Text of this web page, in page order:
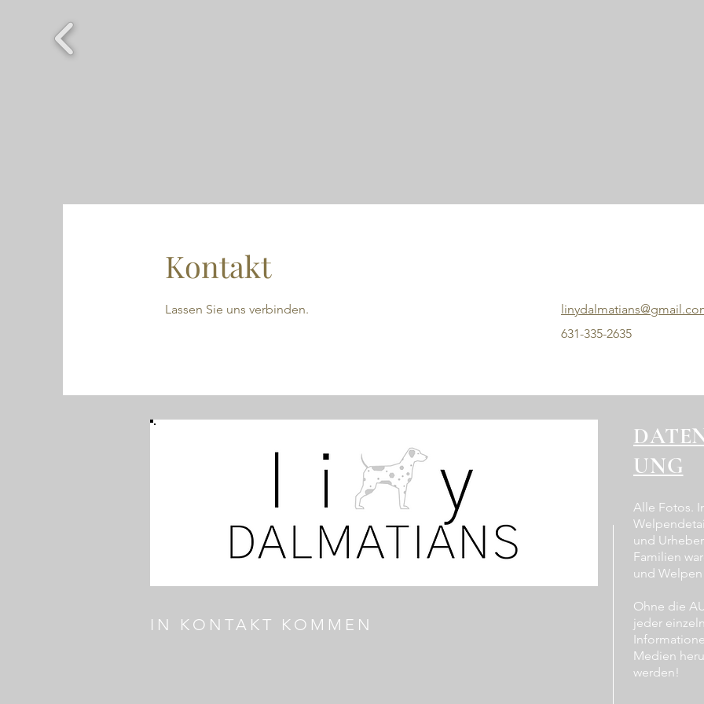
Kontakt
Lassen Sie uns verbinden.
631-335-2635
IN KONTAKT KOMMEN
UNG
Alle Fotos.
und
Familien
und
Ohne die
jeder
Medien
werden!